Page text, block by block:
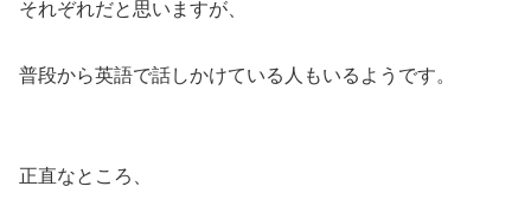
それぞれだと思いますが、
普段から英語で話しかけている人もいるようです。
正直なところ、